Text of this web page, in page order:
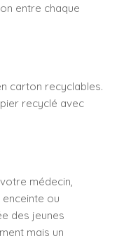
entre chaque
carton recyclables.
recyclé avec
médecin,
ou
des jeunes
mais un